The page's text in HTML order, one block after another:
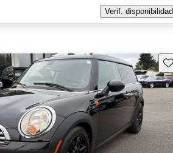
Verif. disponibilidad